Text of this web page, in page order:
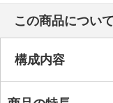
この商品について
構成内容